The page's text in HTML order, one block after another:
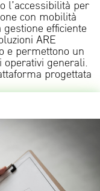
l’accessibilità per
con mobilità
efficiente
ARE
e permettono un
operativi generali.
progettata